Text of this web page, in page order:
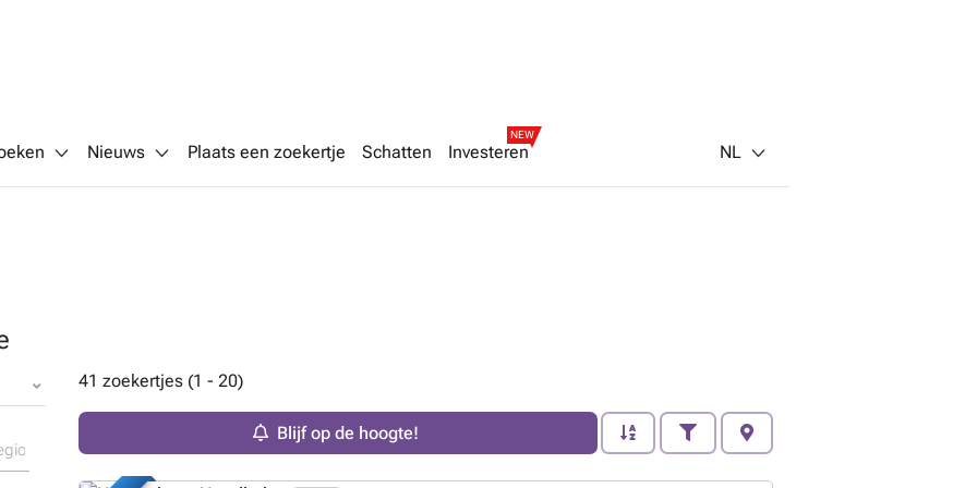
Nieuws Plaats een zoekertje Schatten Investeren
NEW
NL
41 zoekertjes (1 - 20)
Blijf op de hoogte!